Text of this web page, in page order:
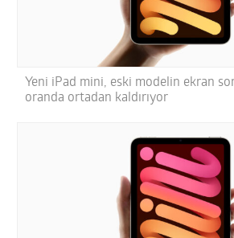
Yeni iPad mini, eski modelin ekran
oranda ortadan kaldırıyor